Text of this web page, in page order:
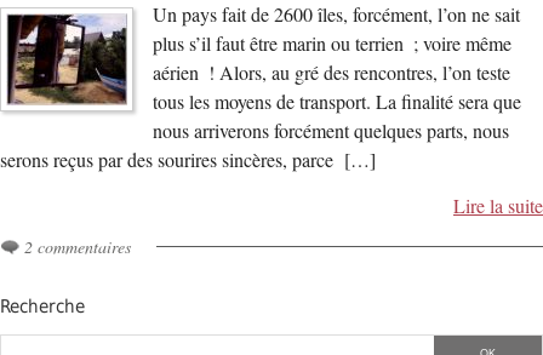
Un pays fait de 2600 îles, forcément, l’on ne sait
plus s’il faut être marin ou terrien ; voire même
aérien ! Alors, au gré des rencontres, l’on teste
tous les moyens de transport. La finalité sera que
nous arriverons forcément quelques parts, nous
serons reçus par des sourires sincères, parce […]
Lire la suite
2 commentaires
Recherche